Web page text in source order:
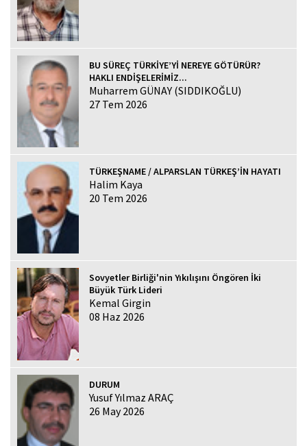
BU SÜREÇ TÜRKİYE’Yİ NEREYE GÖTÜRÜR?
HAKLI ENDİŞELERİMİZ...
Muharrem GÜNAY (SIDDIKOĞLU)
27 Tem 2026
TÜRKEŞNAME / ALPARSLAN TÜRKEŞ’İN HAYATI
Halim Kaya
20 Tem 2026
Sovyetler Birliği'nin Yıkılışını Öngören İki
Büyük Türk Lideri
Kemal Girgin
08 Haz 2026
DURUM
Yusuf Yılmaz ARAÇ
26 May 2026